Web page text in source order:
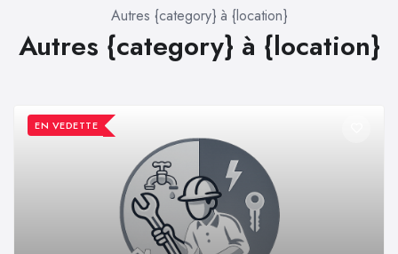
Autres {category} à {location}
Autres {category} à {location}
EN VEDETTE